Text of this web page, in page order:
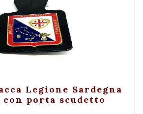
+ Visualizza
Legione Sardegna
porta scudetto